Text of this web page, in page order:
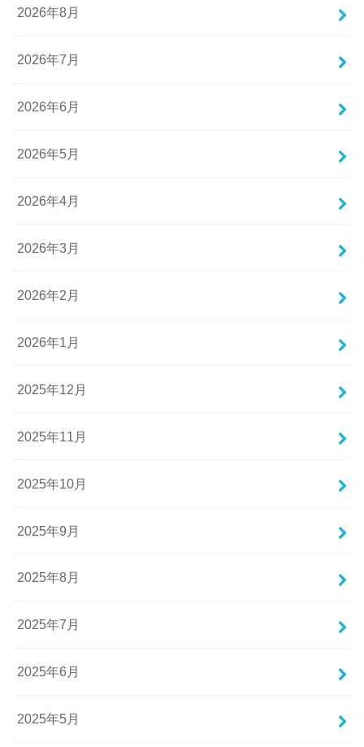
2026年8月
2026年7月
2026年6月
2026年5月
2026年4月
2026年3月
2026年2月
2026年1月
2025年12月
2025年11月
2025年10月
2025年9月
2025年8月
2025年7月
2025年6月
2025年5月